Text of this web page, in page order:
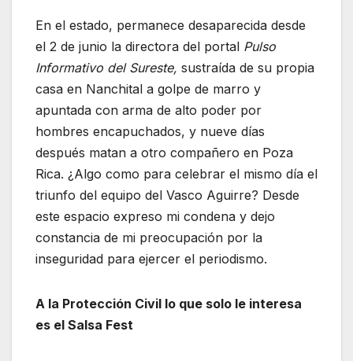
En el estado, permanece desaparecida desde
el 2 de junio la directora del portal Pulso
Informativo del Sureste, sustraída de su propia
casa en Nanchital a golpe de marro y
apuntada con arma de alto poder por
hombres encapuchados, y nueve días
después matan a otro compañero en Poza
Rica. ¿Algo como para celebrar el mismo día el
triunfo del equipo del Vasco Aguirre? Desde
este espacio expreso mi condena y dejo
constancia de mi preocupación por la
inseguridad para ejercer el periodismo.
A la Protección Civil lo que solo le interesa
es el Salsa Fest